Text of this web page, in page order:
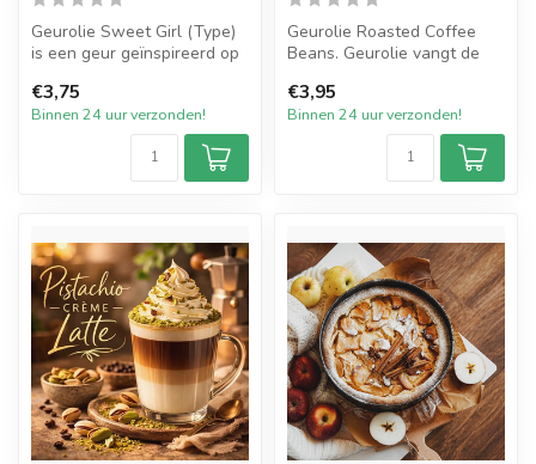
Geurolie Sweet Girl (Type)
is een geur geïnspireerd op
geu...
€3,75
Binnen 24 uur verzonden!
Geurolie Roasted Coffee
Beans. Geurolie vangt de
vers ge...
€3,95
Binnen 24 uur verzonden!